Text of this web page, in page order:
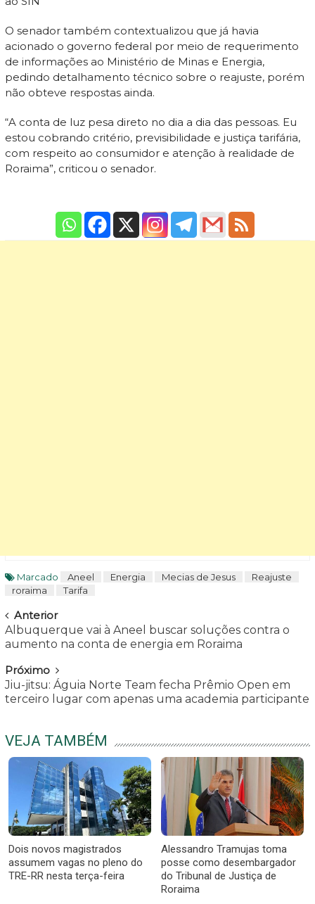
O senador também contextualizou que já havia
acionado o governo federal por meio de requerimento
de informações ao Ministério de Minas e Energia,
pedindo detalhamento técnico sobre o reajuste, porém
não obteve respostas ainda.
“A conta de luz pesa direto no dia a dia das pessoas. Eu
estou cobrando critério, previsibilidade e justiça tarifária,
com respeito ao consumidor e atenção à realidade de
Roraima”, criticou o senador.
Marcado Aneel Energia Mecias de Jesus
Reajuste
roraima
Tarifa
Navegar
Anterior
Albuquerque vai à Aneel buscar soluções contra o
aumento na conta de energia em Roraima
Próximo
Jiu-jitsu: Águia Norte Team fecha Prêmio Open em
terceiro lugar com apenas uma academia participante
VEJA TAMBÉM
Dois novos magistrados
assumem vagas no pleno do
TRE-RR nesta terça-feira
Alessandro Tramujas toma
posse como desembargador
do Tribunal de Justiça de
Roraima